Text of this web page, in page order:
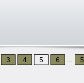
3 4 5 6